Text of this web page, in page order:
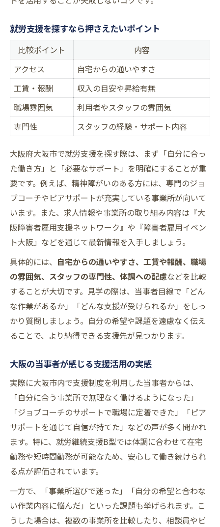
就労支援を探すなら押さえたいポイント
比較ポイント
内容
アクセス
自宅からの通いやすさ
工賃・報酬
収入の目安や昇給有無
職場雰囲気
利用者やスタッフの雰囲気
専門性
スタッフの経験・サポート内容
大阪府大阪市で就労支援を探す際は、まず「自分に合っ
た働き方」と「必要なサポート」を明確にすることが重
要です。例えば、精神障がいのある方には、専門のジョ
ブコーチやピアサポートが充実している事業所が向いて
います。また、求人情報や事業所の取り組み内容は『大
阪障害者雇用支援ネットワーク』や『障害者雇用イベン
ト大阪』などを通じて最新情報を入手しましょう。
具体的には、 自宅からの通いやすさ、工賃や報酬、職場
の雰囲気、スタッフの専門性、体調への配慮などを比較
することが大切です。見学の際は、当事者目線で「どん
な作業があるか」「どんな支援が受けられるか」をしっ
かり質問しましょう。自分の希望や課題を遠慮なく伝え
ることで、より納得できる支援先が見つかります。
大阪の当事者が感じる支援活用の実感
実際に大阪市内で支援制度を利用した当事者からは、
「自分に合う事業所で無理なく働けるようになった」
「ジョブコーチのサポートで職場に定着できた」「ピア
サポートを通じて自信が持てた」などの声が多く聞かれ
ます。特に、就労継続支援B型では体調に合わせて在宅
勤務や短時間勤務が可能なため、安心して働き続けられ
る点が評価されています。
一方で、「事業所選びで迷った」「自分の希望と合わな
い作業内容に悩んだ」といった課題も挙げられます。こ
うした場合は、複数の事業所を比較したり、相談員やピ